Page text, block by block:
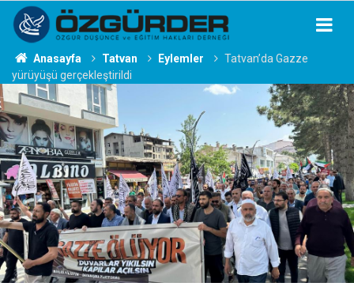
Anasayfa Tatvan Eylemler
Tatvan’da Gazze
yürüyüşü gerçekleştirildi